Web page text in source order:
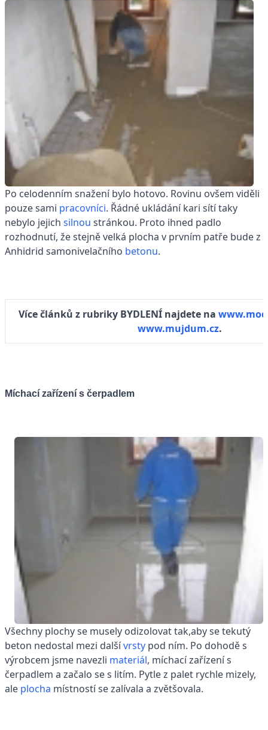
Po celodenním snažení bylo hotovo. Rovinu ovšem viděli
pouze sami pracovníci. Řádné ukládání kari sítí taky
nebylo jejich silnou stránkou. Proto ihned padlo
rozhodnutí, že stejně velká plocha v prvním patře bude z
Anhidrid samonivelačního betonu.
Více článků z rubriky BYDLENÍ najdete na
www.mujdum.cz.
Míchací zařízení s čerpadlem
Všechny plochy se musely odizolovat tak,aby se tekutý
beton nedostal mezi dalšívrsty pod ním. Po dohodě s
výrobcem jsme navezli materiál, míchací zařízení s
čerpadlem a začalo se s litím. Pytle z palet rychle mizely,
ale plocha místností se zalívala a zvětšovala.